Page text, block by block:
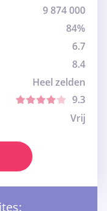
9 874 000
84%
6.7
8.4
Heel zelden
9.3
Vrij